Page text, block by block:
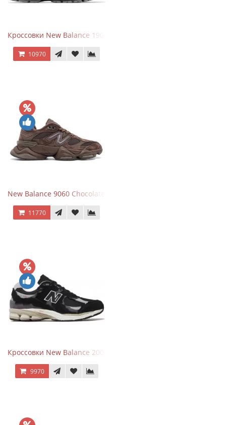
Кроссовки New Balance 1906R Brighton Grey
10970
New Balance 9060 Chocolate Brown
11770
Кроссовки New Balance 2002R Protection Pack Black Grey
9970